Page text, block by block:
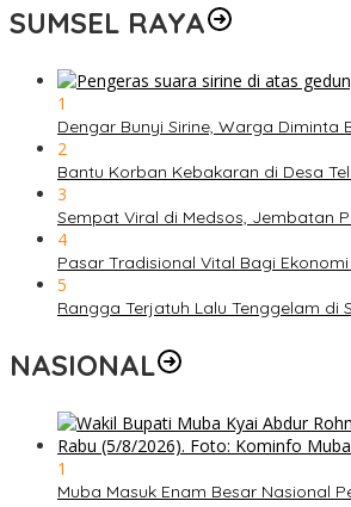
SUMSEL RAYA
1
Dengar Bunyi Sirine, Warga Diminta
2
Bantu Korban Kebakaran di Desa
3
Sempat Viral di Medsos, Jembatan
4
Pasar Tradisional Vital Bagi
5
Rangga Terjatuh Lalu Tenggelam di
NASIONAL
1
Muba Masuk Enam Besar Nasional